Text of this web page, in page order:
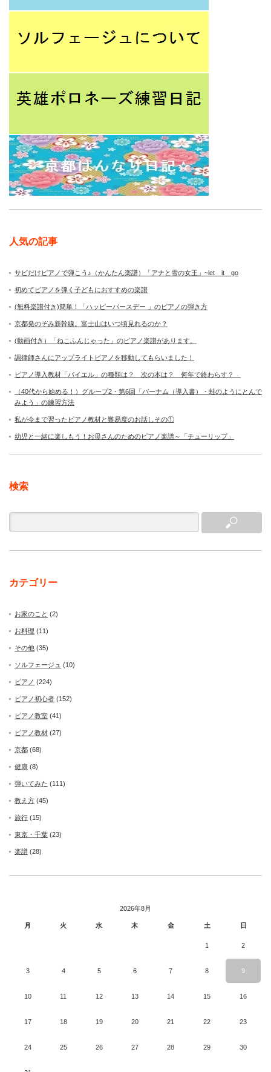
人気の記事
サビだけピアノで弾こう♪（かんたん楽譜）「アナと雪の女王」~let it go
初めてピアノを弾く子どもにおすすめの楽譜
(無料楽譜付き)簡単！「ハッピーバースデー 」のピアノの弾き方
京都発のぞみ新幹線。富士山はいつ頃見れるのか？
(動画付き）「ねこふんじゃった」のピアノ楽譜があります。
調律師さんにアップライトピアノを移動してもらいました！
ピアノ導入教材「バイエル」の種類は？ 次の本は？ 何年で終わらす？
（40代から始める！）グループ2・第6回「バーナム（導入書）・蛙のようにとんで
みよう」の練習方法
私が今まで習ったピアノ教材と難易度のお話しその①
幼児と一緒に楽しもう！お母さんのためのピアノ楽譜～「チューリップ」
検索
カテゴリー
お家のこと (2)
お料理 (11)
その他 (35)
ソルフェージュ (10)
ピアノ (224)
ピアノ初心者 (152)
ピアノ教室 (41)
ピアノ教材 (27)
京都 (68)
健康 (8)
弾いてみた (111)
教え方 (45)
旅行 (15)
東京・千葉 (23)
楽譜 (28)
2026年8月
月 火 水 木 金 土 日
1 2
3 4 5 6 7 8 9
10 11 12 13 14 15 16
17 18 19 20 21 22 23
24 25 26 27 28 29 30